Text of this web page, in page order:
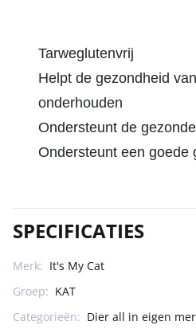
Tarweglutenvrij
Helpt de gezondheid
onderhouden
Ondersteunt de
Ondersteunt een goede
SPECIFICATIES
Merk: It's My Cat
Groep: KAT
Categorieën: Dier all in eigen